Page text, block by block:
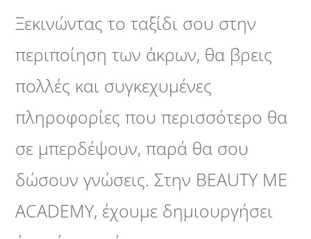
Ξεκινώντας το ταξίδι σου στην
περιποίηση των άκρων, θα βρεις
πολλές και συγκεχυμένες
πληροφορίες που περισσότερο θα
σε μπερδέψουν, παρά θα σου
δώσουν γνώσεις. Στην BEAUTY ME
ACADEMY, έχουμε δημιουργήσει